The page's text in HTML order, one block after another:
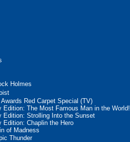
Holmes
Red Carpet Special (TV)
Edition: The Most Famous Man in the World!
Edition: Strolling Into the Sunset
Edition: Chaplin the Hero
of Madness
Thunder